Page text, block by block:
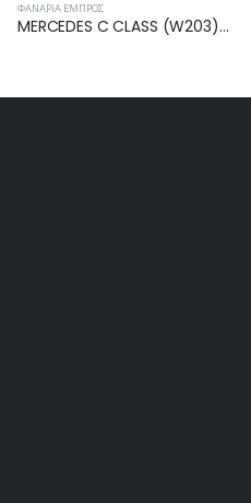
ΦΑΝΆΡΙΑ ΕΜΠΡΌΣ
KIA PICANTO 2011-2015, KIA PICANTO 2015-2017 ΦΑΝΑΡΙ ΕΜΠΡΟΣ ΔΕΞΙΟ 92102-1Y000